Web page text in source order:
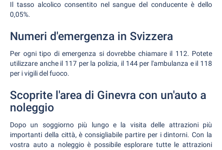
Il tasso alcolico consentito nel sangue del conducente è dello
0,05%.
Numeri d'emergenza in Svizzera
Per ogni tipo di emergenza si dovrebbe chiamare il 112. Potete
utilizzare anche il 117 per la polizia, il 144 per l'ambulanza e il 118
per i vigili del fuoco.
Scoprite l'area di Ginevra con un'auto a
noleggio
Dopo un soggiorno più lungo e la visita delle attrazioni più
importanti della città, è consigliabile partire per i dintorni. Con la
vostra auto a noleggio è possibile esplorare tutte le attrazioni